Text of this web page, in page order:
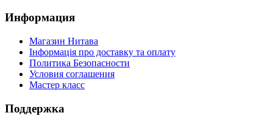
Информация
Магазин Нитава
Інформація про доставку та оплату
Политика Безопасности
Условия соглашения
Мастер класс
Поддержка